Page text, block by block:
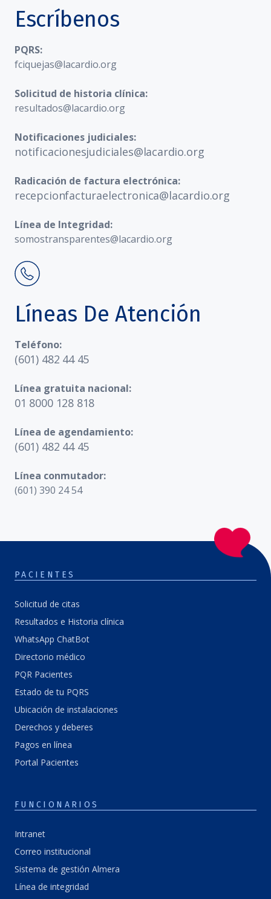
Escríbenos
PQRS:
fciquejas@lacardio.org
Solicitud de historia clínica:
resultados@lacardio.org
Notificaciones judiciales:
notificacionesjudiciales@lacardio.org
Radicación de factura electrónica:
recepcionfacturaelectronica@lacardio.org
Línea de Integridad:
somostransparentes@lacardio.org
Líneas De Atención
Teléfono:
(601) 482 44 45
Línea gratuita nacional:
01 8000 128 818
Línea de agendamiento:
(601) 482 44 45
Línea conmutador:
(601) 390 24 54
PACIENTES
Solicitud de citas
Resultados e Historia clínica
WhatsApp ChatBot
Directorio médico
PQR Pacientes
Estado de tu PQRS
Ubicación de instalaciones
Derechos y deberes
Pagos en línea
Portal Pacientes
FUNCIONARIOS
Intranet
Correo institucional
Sistema de gestión Almera
Línea de integridad